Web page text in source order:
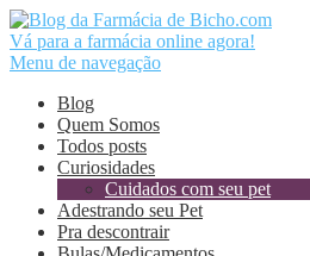
Vá para a farmácia online agora!
Menu de navegação
Blog
Quem Somos
Todos posts
Curiosidades
Cuidados com seu pet
Adestrando seu Pet
Pra descontrair